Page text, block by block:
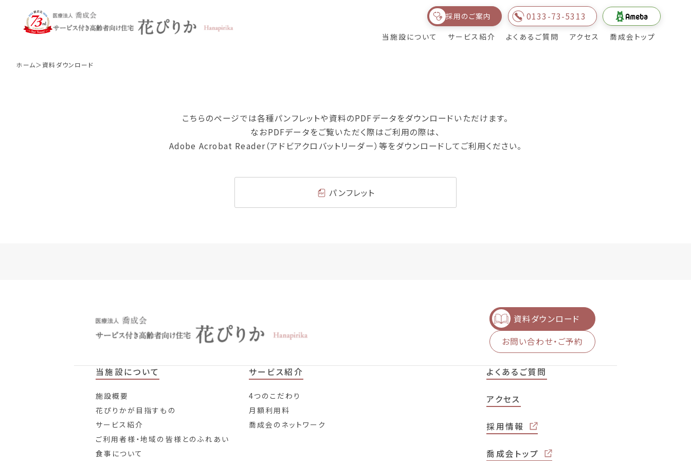
採用のご案内 0133-73-5313
当施設について
健育会グループにつ
いて
サービス紹介 よくあるご質問 アクセス 喬成会トップ
資料ダウンロード
ホーム 資料ダウンロード
こちらのページでは各種パンフレットや資料のPDFデータをダウンロードいただけます。
なおPDFデータをご覧いただく際はご利用の際は、
Adobe Acrobat Reader（アドビアクロバットリーダー）等をダウンロードしてご利用ください。
パンフレット
資料ダウンロード
お問い合わせ・ご予約
当施設について
施設概要
花ぴりかが目指すもの
サービス紹介
ご利用者様・地域の皆様とのふれあい
食事について
サービス紹介
4つのこだわり
月額利用料
喬成会のネットワーク
よくあるご質問
アクセス
採用情報
喬成会トップ